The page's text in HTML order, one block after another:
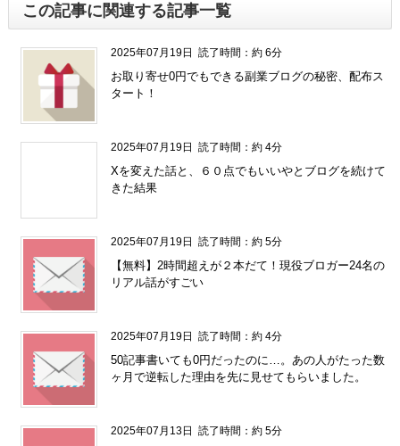
この記事に関連する記事一覧
2025年07月19日 読了時間：約 6分
お取り寄せ0円でもできる副業ブログの秘密、配布ス
タート！
2025年07月19日 読了時間：約 4分
Xを変えた話と、６０点でもいいやとブログを続けて
きた結果
2025年07月19日 読了時間：約 5分
【無料】2時間超えが２本だて！現役ブロガー24名の
リアル話がすごい
2025年07月19日 読了時間：約 4分
50記事書いても0円だったのに…。あの人がたった数
ヶ月で逆転した理由を先に見せてもらいました。
2025年07月13日 読了時間：約 5分